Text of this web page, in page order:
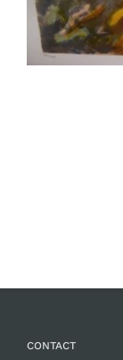
CONTACT